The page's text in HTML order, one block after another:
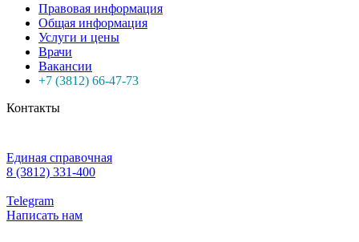
Правовая информация
Общая информация
Услуги и цены
Врачи
Вакансии
+7 (3812) 66-47-73
Контакты
Единая справочная
8 (3812) 331-400
Telegram
Написать нам